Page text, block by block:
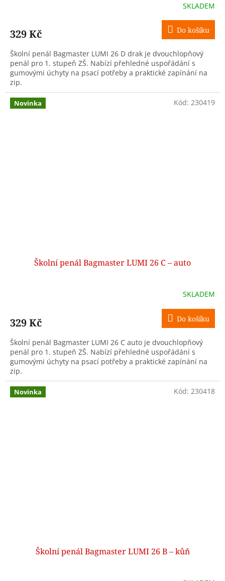
SKLADEM
329 Kč Do košíku
Školní penál Bagmaster LUMI 26 D drak je dvouchlopňový
penál pro 1. stupeň ZŠ. Nabízí přehledné uspořádání s
gumovými úchyty na psací potřeby a praktické zapínání na
zip.
Novinka
Školní penál Bagmaster LUMI 26 C – auto
SKLADEM
329 Kč Do košíku
Školní penál Bagmaster LUMI 26 C auto je dvouchlopňový
penál pro 1. stupeň ZŠ. Nabízí přehledné uspořádání s
gumovými úchyty na psací potřeby a praktické zapínání na
zip.
Kód: 230419
Novinka
Školní penál Bagmaster LUMI 26 B – kůň
Kód: 230418